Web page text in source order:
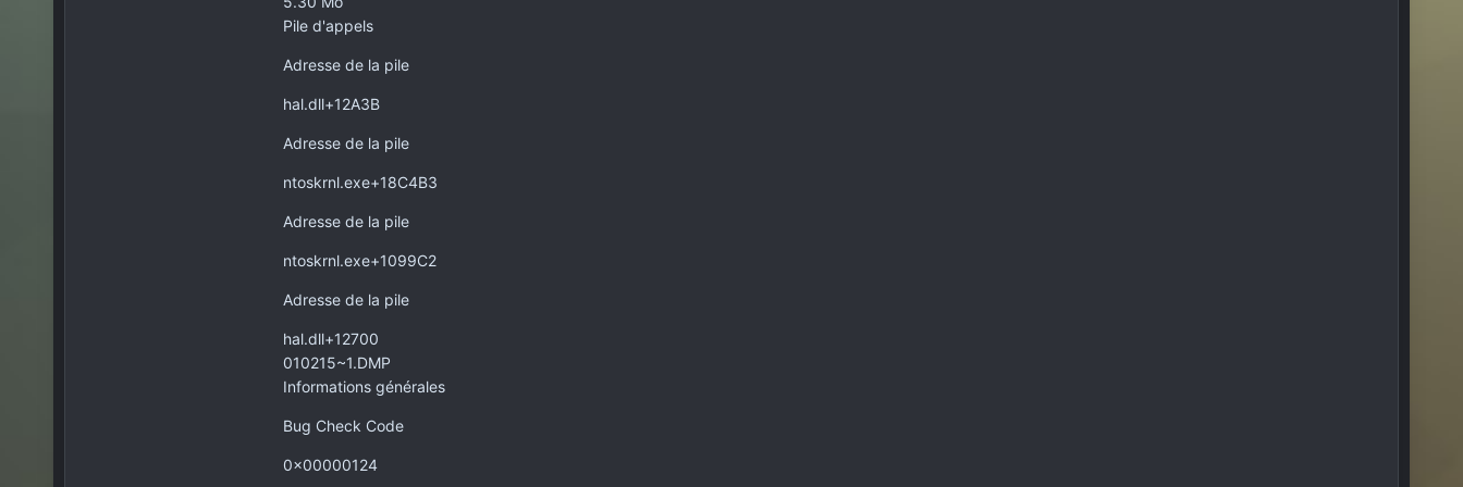
Pile d'appels
Adresse de la pile
hal.dll+12A3B
Adresse de la pile
ntoskrnl.exe+18C4B3
Adresse de la pile
ntoskrnl.exe+1099C2
Adresse de la pile
hal.dll+12700
010215~1.DMP
Informations générales
Bug Check Code
0x00000124